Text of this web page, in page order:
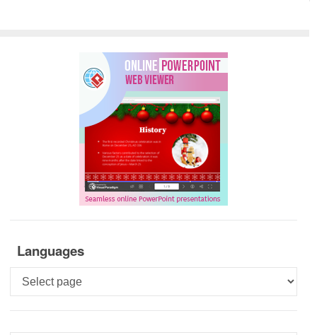
Languages
Languages